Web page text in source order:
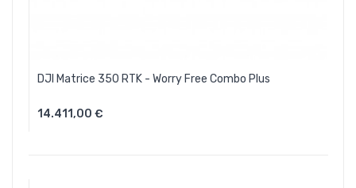
DJI Matrice 350 RTK - Worry Free Combo Plus
14.411,00 €
Aggiungi Al Carrello